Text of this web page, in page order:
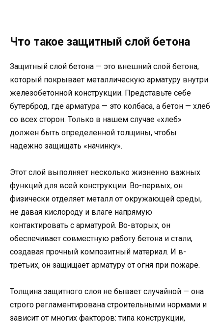
Что такое защитный слой бетона
Защитный слой бетона — это внешний слой бетона,
который покрывает металлическую арматуру внутри
железобетонной конструкции. Представьте себе
бутерброд, где арматура — это колбаса, а бетон — хлеб
со всех сторон. Только в нашем случае «хлеб»
должен быть определенной толщины, чтобы
надежно защищать «начинку».
Этот слой выполняет несколько жизненно важных
функций для всей конструкции. Во-первых, он
физически отделяет металл от окружающей среды,
не давая кислороду и влаге напрямую
контактировать с арматурой. Во-вторых, он
обеспечивает совместную работу бетона и стали,
создавая прочный композитный материал. И в-
третьих, он защищает арматуру от огня при пожаре.
Толщина защитного слоя не бывает случайной — она
строго регламентирована строительными нормами и
зависит от многих факторов: типа конструкции,